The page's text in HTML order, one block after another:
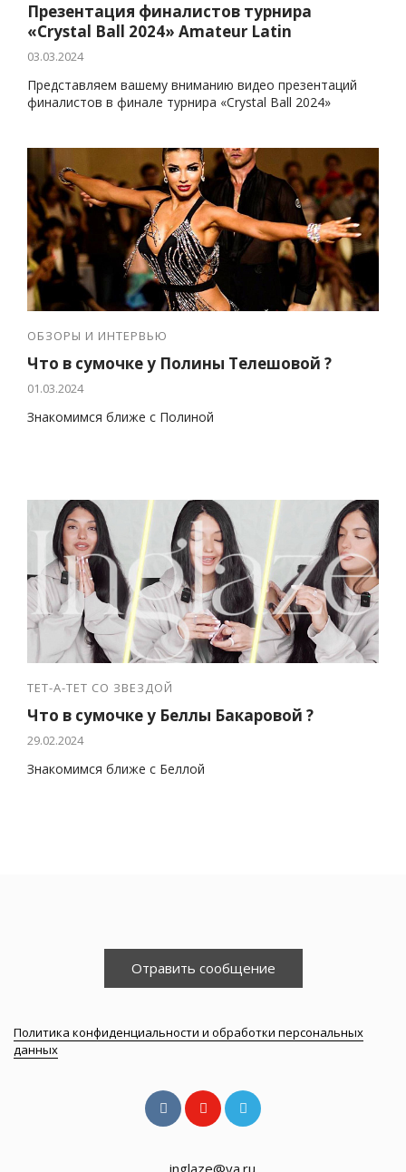
Презентация финалистов турнира
«Crystal Ball 2024» Amateur Latin
03.03.2024
Представляем вашему вниманию видео презентаций
финалистов в финале турнира «Crystal Ball 2024»
ОБЗОРЫ И ИНТЕРВЬЮ
Что в сумочке у Полины Телешовой ?
01.03.2024
Знакомимся ближе с Полиной
ТЕТ-А-ТЕТ СО ЗВЕЗДОЙ
Что в сумочке у Беллы Бакаровой ?
29.02.2024
Знакомимся ближе с Беллой
Отравить сообщение
Политика конфиденциальности и обработки персональных
данных
inglaze@ya.ru